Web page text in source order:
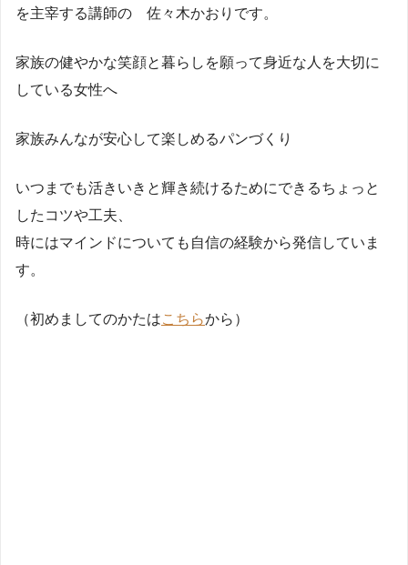
を主宰する講師の 佐々木かおりです。
家族の健やかな笑顔と暮らしを願って身近な人を大切に
している女性へ
家族みんなが安心して楽しめるパンづくり
いつまでも活きいきと輝き続けるためにできるちょっと
したコツや工夫、
時にはマインドについても自信の経験から発信していま
す。
（初めましてのかたはこちらから）